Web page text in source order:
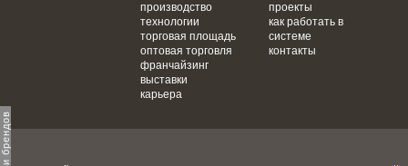
производство
технологии
торговая площадь
оптовая торговля
франчайзинг
выставки
карьера
проекты
как работать в
системе
контакты